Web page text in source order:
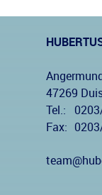
47269
Tel.:
Fax: